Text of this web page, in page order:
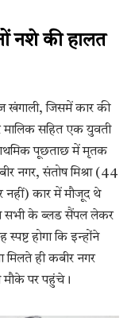
नशे की हालत
जिसमें कार की
सहित एक युवती
पूछताछ में मृतक
नगर, संतोष मिश्रा (44
नहीं) कार में मौजूद थे
सभी के ब्लड सैंपल लेकर
होगा कि इन्होंने
मिलते ही कबीर नगर
मौके पर पहुंचे।